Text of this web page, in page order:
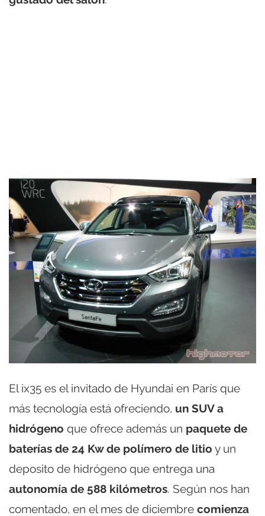
El ix35 es el invitado de Hyundai en París que
más tecnología está ofreciendo, un SUV a
hidrógeno que ofrece además un paquete de
baterías de 24 Kw de polímero de litio y un
deposito de hidrógeno que entrega una
autonomía de 588 kilómetros. Según nos han
comentado, en el mes de diciembre comienza